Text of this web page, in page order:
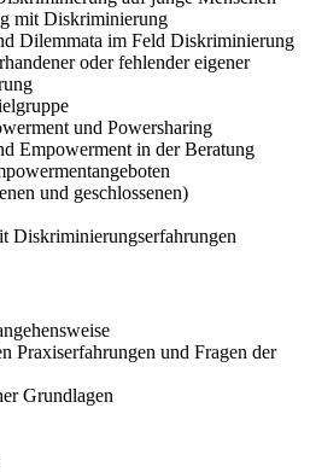
mit Diskriminierung
Dilemmata im Feld Diskriminierung
oder fehlender eigener
und Powersharing
Empowerment in der Beratung
und geschlossenen)
Diskriminierungserfahrungen
Praxiserfahrungen und Fragen der
Grundlagen